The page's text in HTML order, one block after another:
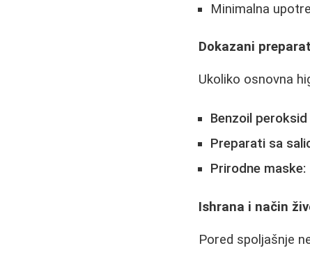
Minimalna
Dokazani
Ukoliko osnovna
Benzoil peroksid
Preparati sa
Prirodne maske:
Ishrana i način
Pored spoljašnje